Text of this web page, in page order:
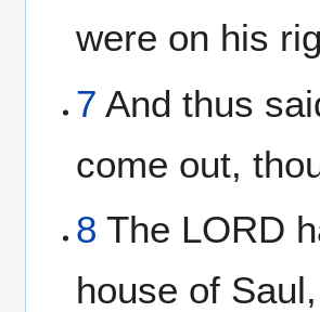
were on his
7 And thus
come out,
8 The LORD
house of